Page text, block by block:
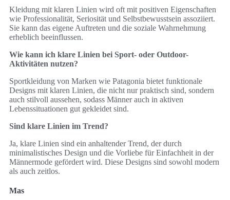
Kleidung mit klaren Linien wird oft mit positiven Eigenschaften
wie Professionalität, Seriosität und Selbstbewusstsein assoziiert.
Sie kann das eigene Auftreten und die soziale Wahrnehmung
erheblich beeinflussen.
Wie kann ich klare Linien bei Sport- oder Outdoor-
Aktivitäten nutzen?
Sportkleidung von Marken wie Patagonia bietet funktionale
Designs mit klaren Linien, die nicht nur praktisch sind, sondern
auch stilvoll aussehen, sodass Männer auch in aktiven
Lebenssituationen gut gekleidet sind.
Sind klare Linien im Trend?
Ja, klare Linien sind ein anhaltender Trend, der durch
minimalistisches Design und die Vorliebe für Einfachheit in der
Männermode gefördert wird. Diese Designs sind sowohl modern
als auch zeitlos.
Mas